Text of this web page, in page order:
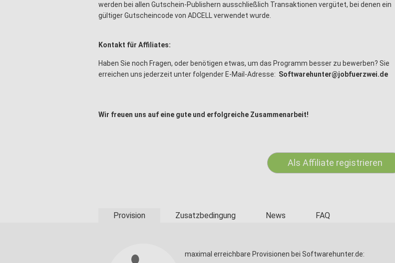
werden bei allen Gutschein-Publishern ausschließlich Transaktionen vergütet, bei denen ein
gültiger Gutscheincode von ADCELL verwendet wurde.
Kontakt für Affiliates:
Haben Sie noch Fragen, oder benötigen etwas, um das Programm besser zu bewerben? Sie
erreichen uns jederzeit unter folgender E-Mail-Adresse: Softwarehunter@jobfuerzwei.de
Wir freuen uns auf eine gute und erfolgreiche Zusammenarbeit!
Als Affiliate registrieren
Provision Zusatzbedingung News FAQ
maximal erreichbare Provisionen bei Softwarehunter.de: